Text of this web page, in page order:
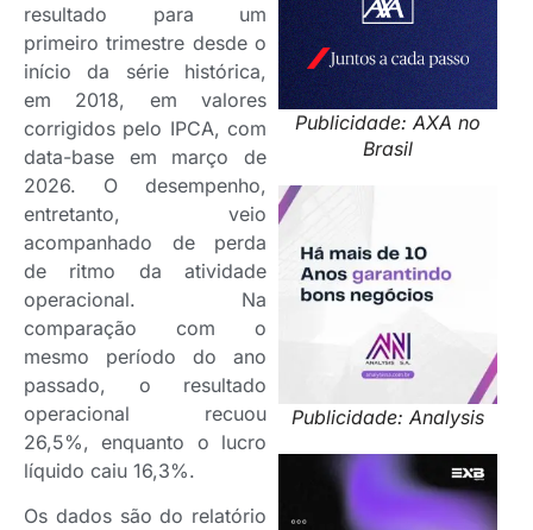
Publicidade: AXA no
Brasil
Publicidade: Analysis
resultado para um
primeiro trimestre desde o
início da série histórica,
em 2018, em valores
corrigidos pelo IPCA, com
data-base em março de
2026. O desempenho,
entretanto, veio
acompanhado de perda
de ritmo da atividade
operacional. Na
comparação com o
mesmo período do ano
passado, o resultado
operacional recuou
26,5%, enquanto o lucro
líquido caiu 16,3%.
Os dados são do relatório